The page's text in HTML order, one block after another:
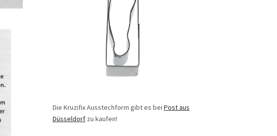
Die Kruzifix Ausstechform gibt es bei Post aus
Düsseldorf zu kaufen!